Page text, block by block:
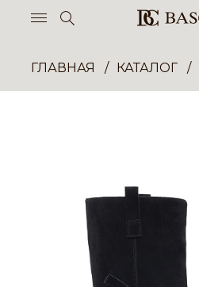
ГЛАВНАЯ КАТАЛОГ